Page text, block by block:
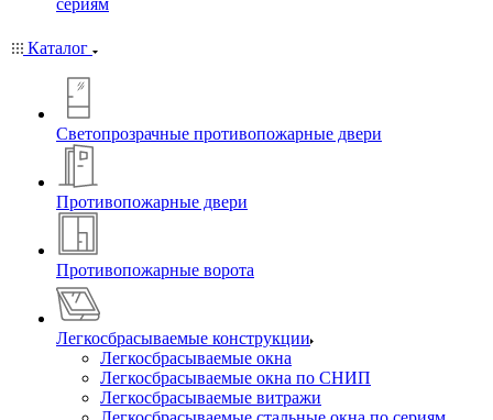
сериям
Каталог
Светопрозрачные противопожарные двери
Противопожарные двери
Противопожарные ворота
Легкосбрасываемые конструкции
Легкосбрасываемые окна
Легкосбрасываемые окна по СНИП
Легкосбрасываемые витражи